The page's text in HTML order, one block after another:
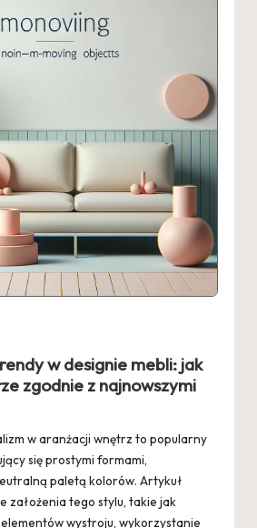
w designie mebli: jak
zgodnie z najnowszymi
w aranżacji wnętrz to popularny
się prostymi formami,
paletą kolorów. Artykuł
założenia tego stylu, takie jak
wystroju, wykorzystanie